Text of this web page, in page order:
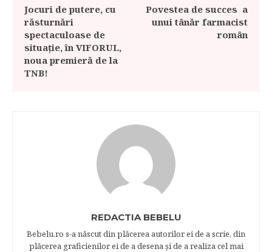
Jocuri de putere, cu
răsturnări
spectaculoase de
situație, în VIFORUL,
noua premieră de la
TNB!
Povestea de succes a
unui tânăr farmacist
român
REDACTIA BEBELU
Bebelu.ro s-a născut din plăcerea autorilor ei de a scrie, din
plăcerea graficienilor ei de a desena şi de a realiza cel mai